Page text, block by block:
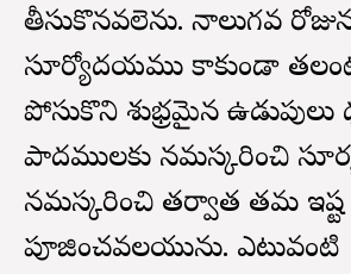
తీసుకొనవలెను. నాలుగవ
సూర్యోదయము కాకుండా
పోసుకొని శుభ్రమైన ఉడుపులు
పాదములకు నమస్కరించి
నమస్కరించి తర్వాత తమ
పూజించవలయును. ఎటువంటి